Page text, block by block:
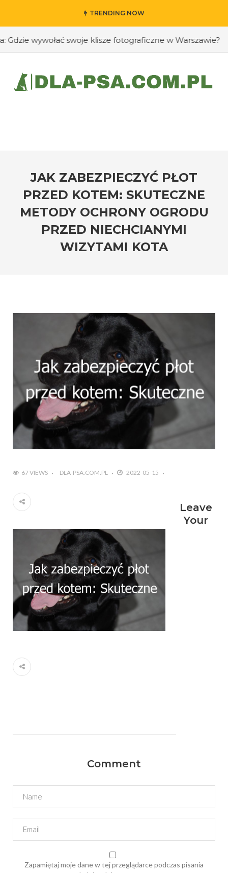
TRENDING NOW
wywołać swoje klisze fotograficzne w Warszawie?
JAK ZABEZPIECZYĆ PŁOT
PRZED KOTEM: SKUTECZNE
METODY OCHRONY OGRODU
PRZED NIECHCIANYMI
WIZYTAMI KOTA
67 VIEWS DLA-PSA.COM.PL 2022-05-15
Leave
Your
Comment
Zapamiętaj moje dane w tej przeglądarce podczas pisania